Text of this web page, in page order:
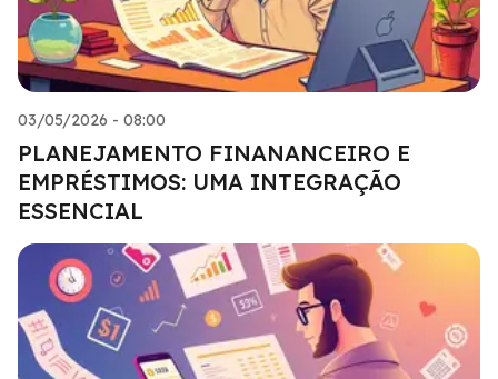
03/05/2026 - 08:00
PLANEJAMENTO FINANANCEIRO E
EMPRÉSTIMOS: UMA INTEGRAÇÃO
ESSENCIAL